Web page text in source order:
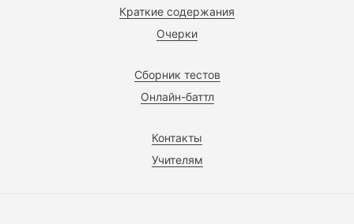
Краткие содержания
Очерки
Сборник тестов
Онлайн-баттл
Контакты
Учителям